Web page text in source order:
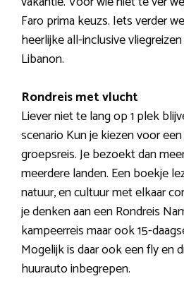
Faro prima keuzs. Iets verder
heerlijke all-inclusive
Libanon.
Rondreis met vlucht
Liever niet te lang op 1 plek
scenario Kun je kiezen voor
groepsreis. Je bezoekt dan
meerdere landen. Een boekje
natuur, en cultuur met elkaar
je denken aan een Rondreis
kampeerreis maar ook 15-
Mogelijk is daar ook een fly en
huurauto inbegrepen.